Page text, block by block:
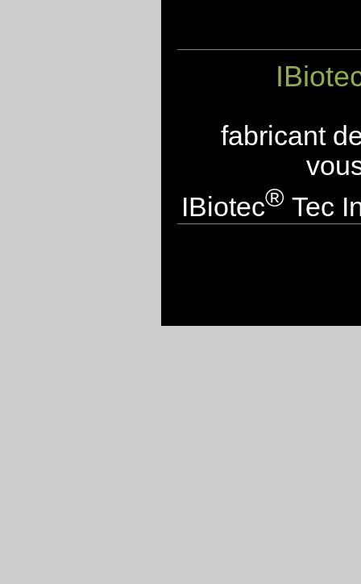
fabricant
IBiotec® Tec